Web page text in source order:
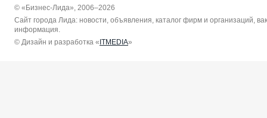
© «Бизнес-Лида», 2006–2026
Сайт города Лида: новости, объявления, каталог фирм и организаций,
информация.
© Дизайн и разработка «ITMEDIA»